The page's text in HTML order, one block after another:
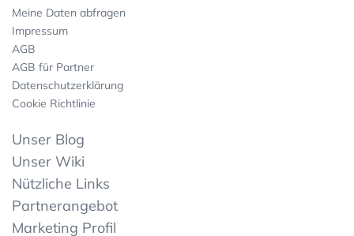
Meine Daten abfragen
Impressum
AGB
AGB für Partner
Datenschutzerklärung
Cookie Richtlinie
Unser Blog
Unser Wiki
Nützliche Links
Partnerangebot
Marketing Profil